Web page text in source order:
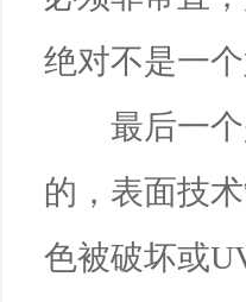
绝对不是一
最后一个
的，表面技
色被破坏或